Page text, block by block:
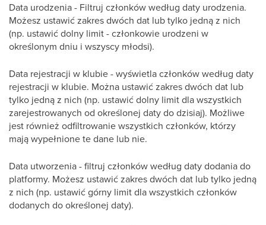
Data urodzenia - Filtruj członków według daty urodzenia.
Możesz ustawić zakres dwóch dat lub tylko jedną z nich
(np. ustawić dolny limit - członkowie urodzeni w
określonym dniu i wszyscy młodsi).
Data rejestracji w klubie - wyświetla członków według daty
rejestracji w klubie. Można ustawić zakres dwóch dat lub
tylko jedną z nich (np. ustawić dolny limit dla wszystkich
zarejestrowanych od określonej daty do dzisiaj). Możliwe
jest również odfiltrowanie wszystkich członków, którzy
mają wypełnione te dane lub nie.
Data utworzenia - filtruj członków według daty dodania do
platformy. Możesz ustawić zakres dwóch dat lub tylko jedną
z nich (np. ustawić górny limit dla wszystkich członków
dodanych do określonej daty).